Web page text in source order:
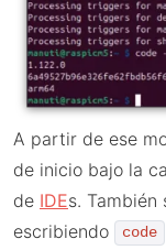
A partir de ese
de inicio bajo la
de IDEs. También
escribiendo
code